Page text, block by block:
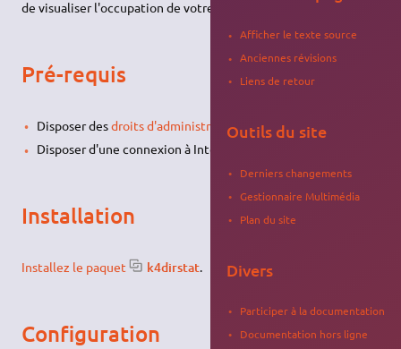
de visualiser l'occupation de votre disque dur.
Pré-requis
Disposer desdroits d'administration
Disposer d'une connexion à Internet configurée et activée ;
Installation
Installez le paquet k4dirstat.
Configuration
Afficher le texte source
Anciennes révisions
Liens de retour
Outils du site
Derniers changements
Gestionnaire Multimédia
Plan du site
Divers
Participer à la documentation
Documentation hors ligne